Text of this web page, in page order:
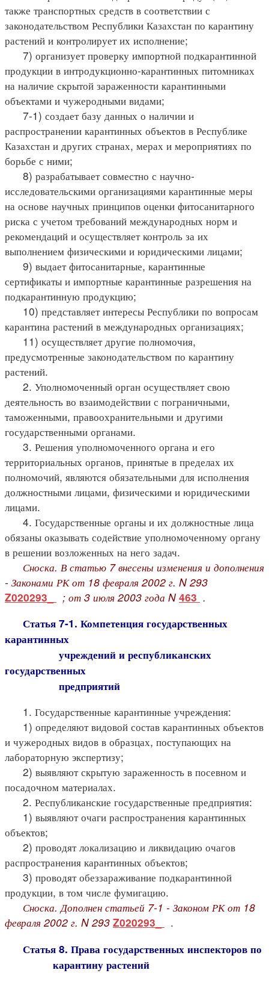
также транспортных средств в соответствии с
законодательством Республики Казахстан по карантину
растений и контролирует их исполнение;
7) организует проверку импортной подкарантинной
продукции в интродукционно-карантинных питомниках
на наличие скрытой зараженности карантинными
объектами и чужеродными видами;
7-1) создает базу данных о наличии и
распространении карантинных объектов в Республике
Казахстан и других странах, мерах и мероприятиях по
борьбе с ними;
8) разрабатывает совместно с научно-
исследовательскими организациями карантинные меры
на основе научных принципов оценки фитосанитарного
риска с учетом требований международных норм и
рекомендаций и осуществляет контроль за их
выполнением физическими и юридическими лицами;
9) выдает фитосанитарные, карантинные
сертификаты и импортные карантинные разрешения на
подкарантинную продукцию;
10) представляет интересы Республики по вопросам
карантина растений в международных организациях;
11) осуществляет другие полномочия,
предусмотренные законодательством по карантину
растений.
2. Уполномоченный орган осуществляет свою
деятельность во взаимодействии с пограничными,
таможенными, правоохранительными и другими
государственными органами.
3. Решения уполномоченного органа и его
территориальных органов, принятые в пределах их
полномочий, являются обязательными для исполнения
должностными лицами, физическими и юридическими
лицами.
4. Государственные органы и их должностные лица
обязаны оказывать содействие уполномоченному органу
в решении возложенных на него задач.
Сноска. В статью 7 внесены изменения и дополнения
- Законами РК от 18 февраля 2002 г. N 293
Z020293_ ; от 3 июля 2003 года N 463 .
Статья 7-1. Компетенция государственных
карантинных
учреждений и республиканских
государственных
предприятий
1. Государственные карантинные учреждения:
1) определяют видовой состав карантинных объектов
и чужеродных видов в образцах, поступающих на
лабораторную экспертизу;
2) выявляют скрытую зараженность в посевном и
посадочном материалах.
2. Республиканские государственные предприятия:
1) выявляют очаги распространения карантинных
объектов;
2) проводят локализацию и ликвидацию очагов
распространения карантинных объектов;
3) проводят обеззараживание подкарантинной
продукции, в том числе фумигацию.
Сноска. Дополнен статьей 7-1 - Законом РК от 18
февраля 2002 г. N 293 Z020293_ .
Статья 8. Права государственных инспекторов по
карантину растений